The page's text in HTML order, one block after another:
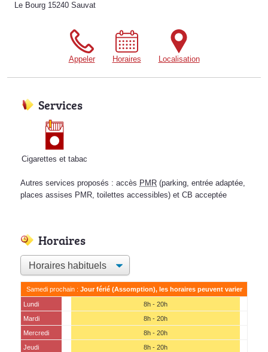
Le Bourg 15240 Sauvat
Appeler Horaires Localisation
Services
Cigarettes et tabac
Autres services proposés : accès PMR (parking, entrée adaptée,
places assises PMR, toilettes accessibles) et CB acceptée
Horaires
Samedi prochain : Jour férié (Assomption), les horaires peuvent varier
Lundi
8h - 20h
Mardi
8h - 20h
Mercredi
8h - 20h
Jeudi
8h - 20h